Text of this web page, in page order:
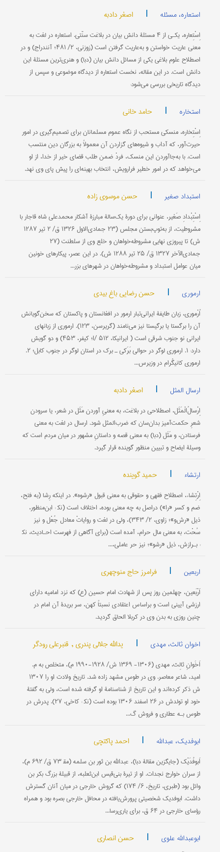
استعاره، مسئله | اصغر دادبه
اِسْتِعاره، یکـی از ۴ مسئلۀ دانش بیان در بلاغت سنّتی. استعاره در لغت به
معنی عاریت خواستن و به‌عاریت گرفتن است (زوزنی، ۲/ ۴۸۱؛ آنندراج) و در
اصطلاح علوم بلاغی یکی از مسائل دانش بیان (دبا) و هنری‌ترین مسئلۀ این
دانش است. در این مقاله، نخست استعاره از دیدگاه موضوعی و سپس از
دیدگاه تاریخی بررسی می‌شود:
استخاره | حامد خانی
اِسْتِخاره، منسکی مستحب از نگاه عموم مسلمانان برای تصمیم‌گیری در امور
حیرت‌آور، که آداب و شیوه‌های گزاردن آن معمولاً به بزرگان دین منتسب
است. با به‌جا‌آوردن این منسک، فردْ ضمن طلب قضای خیر از خدا، از او
می‌خواهد که در امور خطیر فرارویش، انتخاب بهینه‌ای را پیش پای وی نهد.
استبداد صغیر | حسن موسوی زاده
اِسْتِبْدادِ صَغیر، عنوانی برای دورۀ یک‌سالۀ مبارزۀ آشکار محمدعلی ‌شاه قاجار با
مشروطیت، از به‌توپ‌بستن مجلس (۲۳ جمادی‌الاول ۱۳۲۶ ق/ ۲ تیر ۱۲۸۷
ش) تا پیروزی نهایی مشروطه‌خواهان و خلع وی از سلطنت (۲۷
جمادی‌الآخر ۱۳۲۷ ق/ ۲۵ تیر ۱۲۸۸ ش). در این عصر، پیکارهای خونین
میان عوامل استبداد و مشروطه‌خواهان در شهرهای بزر...
ارموری | حسن رضایی باغ بیدی
اُرْموری، زبان طایفۀ ایرانی‌تبار ارمور در افغانستان و پاکستان که سخن‌گویانش
آن را برگستا یا برگیستا نیز می‌نامند (گریرسن، ۱۲۳). ارموری از زبانهای
ایرانی نو جنوب شرقی است ( ایرانیکا، I/ ۵۱۲؛ کیفر، ۴۵۳) و دو گویش
دارد: ۱. ارموری لوگر در حوالی بَرَکی ـ برک در استان لوگر در جنوب کابل؛ ۲.
ارموری کانیگُرام در وزیرس...
ارسال المثل | اصغر دادبه
اِرْسالُ‌الْمَثَل، اصطلاحی در بلاغت، به معنیِ آوردن مَثَل در شعر، یا سرودن
شعرِ حکمت‌آمیز بدان‌سان که ضرب‌المثل شود. ارسال در لغت به معنی
فرستادن، و مَثَل (دبا) به معنی قصه و داستانِ مشهور در میان مردم است که
وسیلۀ ایضاح و تبیین منظور گوینده قرار گیرد.
ارتشاء | حمید گوینده
اِرْتِشاء، اصطلاح فقهی و حقوقی به معنی قبول «رشوه». در اینکه رِشا (به فتح،
ضم و کسر «را») دراصل به چه معنی بوده، اختلاف است (نک‍ : ابن‌منظور،
ذیل «رش‌و»؛ زاوی، ۲/ ۳۴۳)، ولی در لغت و روایاتْ معادل جُعْل و نیز
سُحْت، به معنی مال حرام، آمده است (برای آگاهی از فهرست احـادیث، نک‍
: بـرازش، ذیل «رشو»؛ نیز حر عاملی،...
اربعین | فرامرز حاج منوچهری
اَرْبَعین، چهلمین روز پس از شهادت امام حسین (ع) که نزد امامیه دارای
ارزشی آیینی ‌است و بر‌اساس اعتقادی نسبتاً کهن، سر بریدۀ آن امام در
چنین روزی به بدن وی در کربلا الحاق گردید.
اخوان ثالث، مهدی | یدالله جلالی پندری , قنبرعلی رودگر
اَخَوانِ ثالِث، مهدی‌ (۱۳۰۶- ۱۳۶۹ ش‌/ ۱۹۲۸-۱۹۹۰ م‌)، متخلص‌ به‌ م‌.
امید، شاعر معاصر. وی‌ در طوس‌ مشهد زاده‌ شد. تاریخ‌ ولادت‌ او را ۱۳۰۷
ش‌ ذكر كرده‌اند و این‌ تاریخ‌ از شناسنامۀ او گرفته‌ شده‌ است‌، ولی‌ به‌ گفتۀ
خود او تولدش‌ در ۲۶ اسفند ۱۳۰۶ بوده‌ است‌ (نك‍ : كاخی‌، ۲۷). پدرش در
طوس‌ بـه‌ عطاری‌ و فروش‌ گ...
ابوفدیک، عبدالله | احمد پاکتچی
اَبوفُدَیْک (جایگزین مقالۀ دبا)، عبدالله بن ثور بن سلمه (مق‍ ۷۳ ق/ ۶۹۲ م)،
از سران خوارج نجدات. او از تیرۀ بنی‌قیس ابن‌ثعلبه، از قبیلۀ بزرگ بکر بن
وائل بود (طبری، تاریخ، ۶/ ۱۷۴) که گروش خارجی در میان آنان گسترش
داشت. ابوفدیک شخصیتی پرورش‌یافته در محافل خارجی بصره بود و همراه
رؤسای خارجی در ۶۴ ق، برای یاری‌رسا...
ابوعبدالله علوی | حسن انصاری